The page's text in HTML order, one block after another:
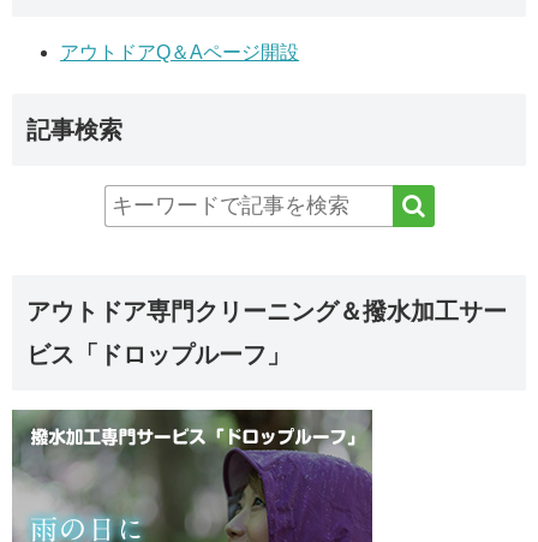
アウトドアQ＆Aページ開設
記事検索
アウトドア専門クリーニング＆撥水加工サー
ビス「ドロップルーフ」